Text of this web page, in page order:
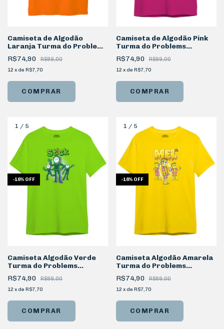
Camiseta de Algodão
Laranja Turma do Problems
Personagem Zoom
R$74,90 R$89,00
12 x de R$7,70
COMPRAR
Camiseta de Algodão Pink
Turma do Problems
Personagem Melzinha
R$74,90 R$89,00
12 x de R$7,70
COMPRAR
1 / 5
-16% OFF
Camiseta Algodão Verde
Turma do Problems
Personagem Stick
R$74,90 R$89,00
12 x de R$7,70
COMPRAR
1 / 5
-16% OFF
Camiseta Algodão Amarela
Turma do Problems
Personagem Mel
R$74,90 R$89,00
12 x de R$7,70
COMPRAR